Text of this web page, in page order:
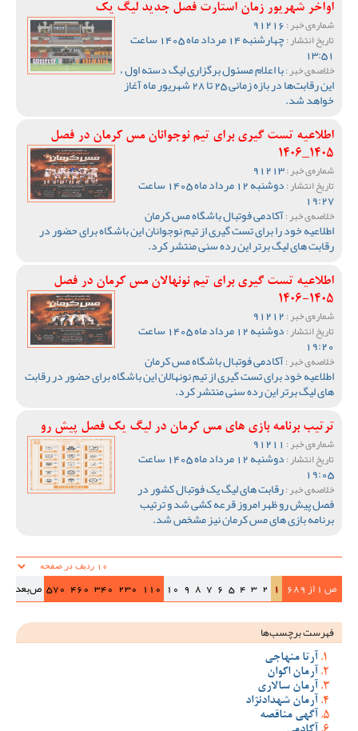
اواخر شهریور زمان استارت فصل جدید لیگ یک
شماره‌ی خبر :
تاریخ انتشار : چهارشنبه 14 مرداد ماه 1405 ساعت
13:51
خلاصه‌ی خبر :با اعلام مسئول برگزاری لیگ دسته اول ،
این رقابت‌ها در بازه زمانی 25 تا 28 شهریور ماه آغاز
خواهد شد.
اطلاعیه تست گیری برای تیم نوجوانان مس کرمان در فصل
1405_1406
شماره‌ی خبر :
تاریخ انتشار : دوشنبه 12 مرداد ماه 1405 ساعت
19:27
خلاصه‌ی خبر :آکادمی فوتبال باشگاه مس کرمان
اطلاعیه خود را برای تست گیری از تیم نوجوانان این باشگاه برای حضور در
رقابت های لیگ برتر این رده سنی منتشر کرد.
اطلاعیه تست گیری برای تیم نونهالان مس کرمان در فصل
1405-1406
شماره‌ی خبر :
تاریخ انتشار : دوشنبه 12 مرداد ماه 1405 ساعت
19:20
خلاصه‌ی خبر :آکادمی فوتبال باشگاه مس کرمان
اطلاعیه خود برای تست گیری از تیم نونهالان این باشگاه برای حضور در رقابت
های لیگ برتر این رده سنی منتشر کرد.
ترتیب برنامه بازی های مس کرمان در لیگ یک فصل پیش رو
شماره‌ی خبر :
تاریخ انتشار : دوشنبه 12 مرداد ماه 1405 ساعت
19:05
خلاصه‌ی خبر :رقابت های لیگ یک فوتبال کشور در
فصل پیش رو ظهر امروز قرعه کشی شد و ترتیب
برنامه بازی های مس کرمان نیز مشخص شد.
ص 1 از 689 1
2
3
4
5
6
7
8
9
10
110
230
340
460
570 ص‌بعد
فهرست برچسب‌ها
آرتا منهاجی
آرمان اکوان
آرمان سالاری
آرمان شهدادنژاد
آگهی مناقصه